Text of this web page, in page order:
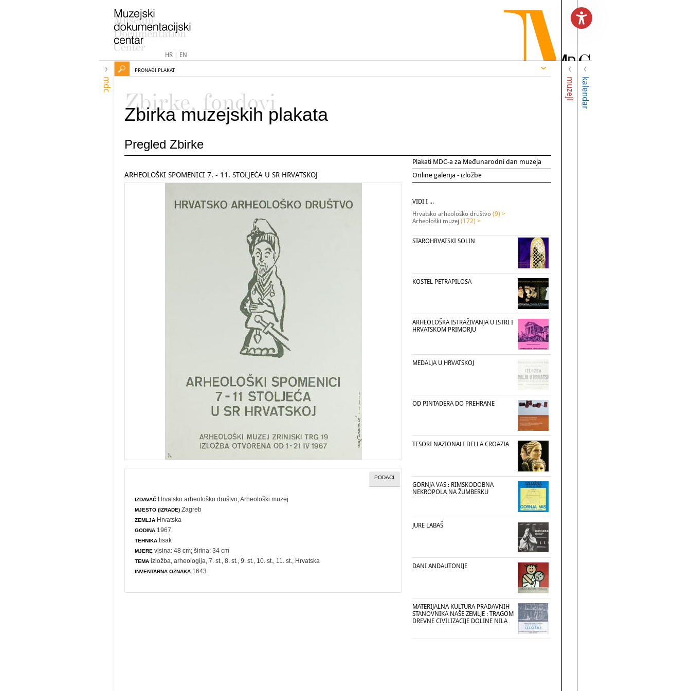
HR| EN
mdc muzeji kalendar
PRONAĐI PLAKAT
Zbirke, fondovi
Zbirka muzejskih plakata
Pregled Zbirke
Plakati MDC-a za Međunarodni dan muzeja
Online galerija - izložbe
ARHEOLOŠKI SPOMENICI 7. - 11. STOLJEĆA U SR HRVATSKOJ
PODACI
IZDAVAČ Hrvatsko arheološko društvo;Arheološki muzej
MJESTO (IZRADE) Zagreb
ZEMLJA Hrvatska
GODINA 1967.
TEHNIKA tisak
MJERE visina: 48 cm; širina: 34 cm
TEMA izložba ,arheologija , 7. st., 8. st., 9. st., 10. st., 11. st., Hrvatska
INVENTARNA OZNAKA 1643
VIDI I ...
Hrvatsko arheološko društvo (9) >
Arheološki muzej (172) >
STAROHRVATSKI SOLIN
KOSTEL PETRAPILOSA
ARHEOLOŠKA ISTRAŽIVANJA U ISTRI I
HRVATSKOM PRIMORJU
MEDALJA U HRVATSKOJ
OD PINTADERA DO PREHRANE
TESORI NAZIONALI DELLA CROAZIA
GORNJA VAS : RIMSKODOBNA
NEKROPOLA NA ŽUMBERKU
JURE LABAŠ
DANI ANDAUTONIJE
MATERIJALNA KULTURA PRADAVNIH
STANOVNIKA NAŠE ZEMLJE : TRAGOM
DREVNE CIVILIZACIJE DOLINE NILA